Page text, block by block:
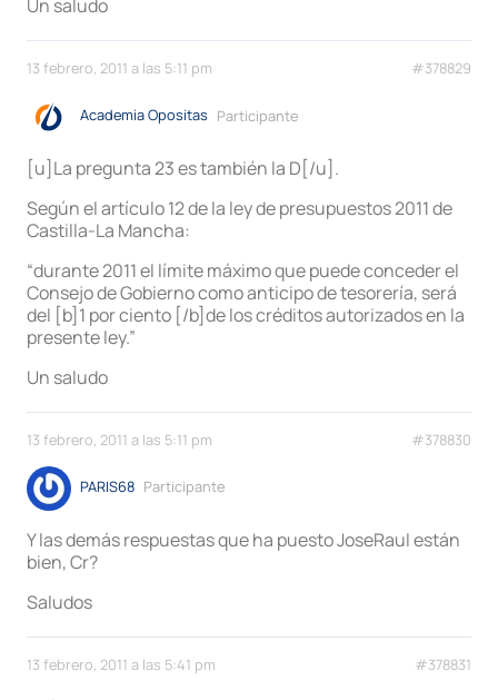
Un saludo
13 febrero, 2011 a las 5:11 pm #378829
Academia Opositas Participante
[u]La pregunta 23 es también la D[/u].
Según el artículo 12 de la ley de presupuestos 2011 de
Castilla-La Mancha:
“durante 2011 el límite máximo que puede conceder el
Consejo de Gobierno como anticipo de tesorería, será
del [b]1 por ciento [/b]de los créditos autorizados en la
presente ley.”
Un saludo
13 febrero, 2011 a las 5:11 pm #378830
PARIS68 Participante
Y las demás respuestas que ha puesto JoseRaul están
bien, Cr?
Saludos
13 febrero, 2011 a las 5:41 pm #378831